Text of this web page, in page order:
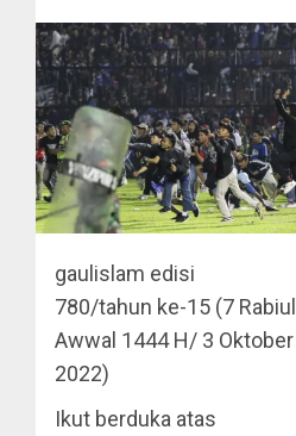
gaulislam edisi
780/tahun ke-15 (7 Rabiul
Awwal 1444 H/ 3 Oktober
2022)
Ikut berduka atas